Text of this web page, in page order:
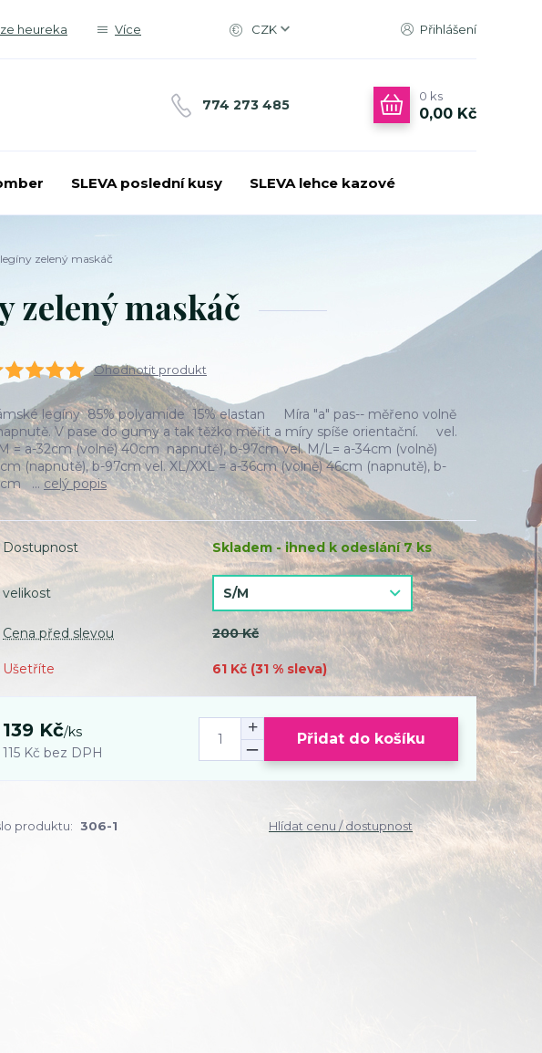
heureka Více CZK Přihlášení
774 273 485
0 ks
0,00 Kč
SLEVA poslední kusy SLEVA lehce kazové
zelený maskáč
zelený maskáč
Ohodnotit produkt
legíny 85% polyamide 15% elastan Míra "a" pas-- měřeno volně
V pase do gumy a tak těžko měřit a míry spíše orientační. vel.
= a-32cm (volně) 40cm napnutě), b-97cm vel. M/L= a-34cm (volně)
(napnutě), b-97cm vel. XL/XXL = a-36cm (volně) 46cm (napnutě), b-
... celý popis
Dostupnost Skladem - ihned k odeslání 7 ks
velikost
Cena před slevou 200 Kč
Ušetříte 61 Kč (31 % sleva)
139 Kč/ks
115 Kč bez DPH
Přidat do košíku
produktu: 306-1 Hlídat cenu / dostupnost